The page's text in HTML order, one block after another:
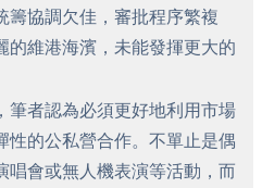
籌協調欠佳，審批程序繁複
的維港海濱，未能發揮更大的
筆者認為必須更好地利用市場
性的公私營合作。不單止是偶
唱會或無人機表演等活動，而